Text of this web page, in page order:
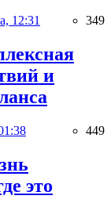
12:31 349
и
449
это